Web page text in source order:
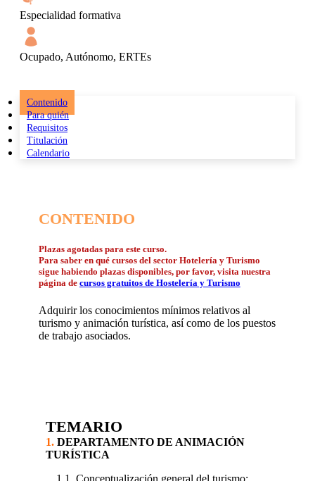
Especialidad formativa
Ocupado, Autónomo, ERTEs
Contenido
Para quién
Requisitos
Titulación
Calendario
CONTENIDO
Plazas agotadas para este curso.
Para saber en qué cursos del sector Hotelería y Turismo
sigue habiendo plazas disponibles, por favor, visita nuestra
página de cursos gratuitos de Hostelería y Turismo
Adquirir los conocimientos mínimos relativos al
turismo y animación turística, así como de los puestos
de trabajo asociados.
TEMARIO
1.DEPARTAMENTO DE ANIMACIÓN
TURÍSTICA
1.1. Conceptualización general del turismo: